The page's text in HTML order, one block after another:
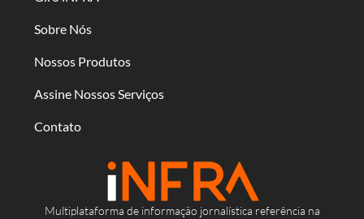
Multiplataforma de informação jornalística referência na
Sobre Nós
Nossos Produtos
Assine Nossos Serviços
Contato